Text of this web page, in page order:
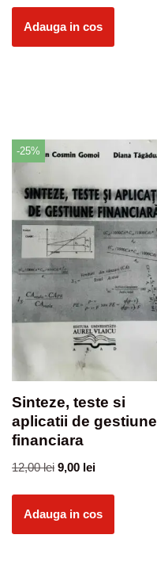
Adauga in cos
-25%
Sinteze, teste si
aplicatii de gestiune
financiara
12,00lei 9,00 lei
Adauga in cos